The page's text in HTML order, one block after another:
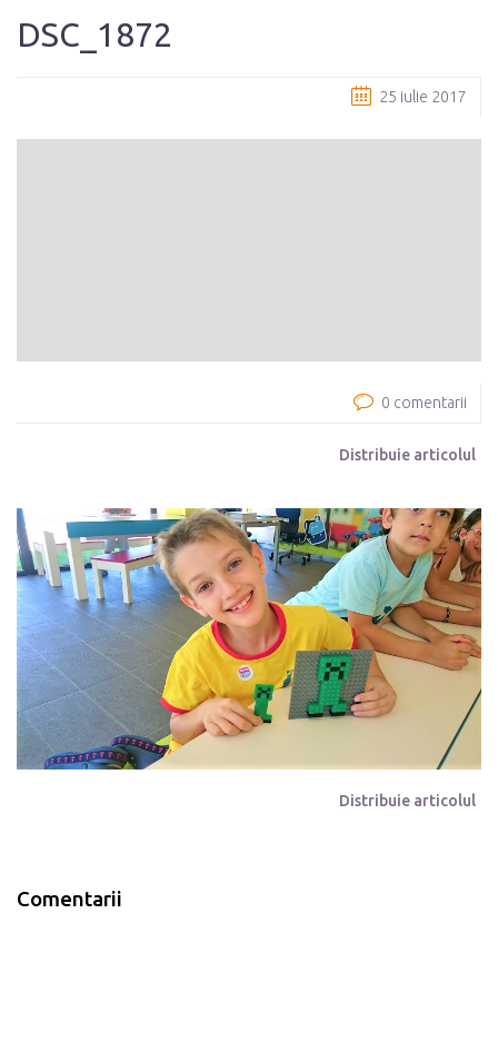
DSC_1872
25 iulie 2017
0 comentarii
Distribuie articolul
Distribuie articolul
Comentarii